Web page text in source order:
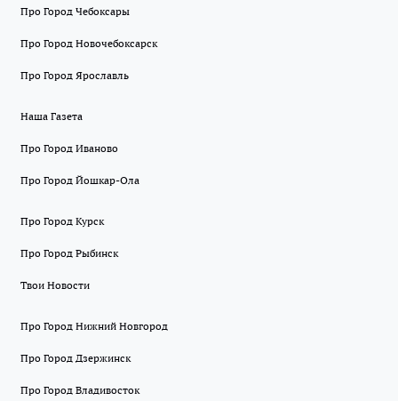
Про Город Чебоксары
Про Город Новочебоксарск
Про Город Ярославль
Наша Газета
Про Город Иваново
Про Город Йошкар-Ола
Про Город Курск
Про Город Рыбинск
Твои Новости
Про Город Нижний Новгород
Про Город Дзержинск
Про Город Владивосток